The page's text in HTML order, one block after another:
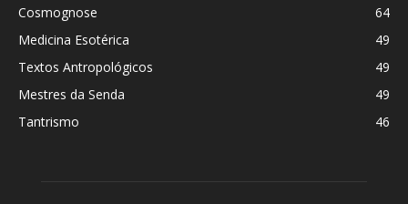
Cosmognose
64
Medicina Esotérica
49
Textos Antropológicos
49
Mestres da Senda
49
Tantrismo
46